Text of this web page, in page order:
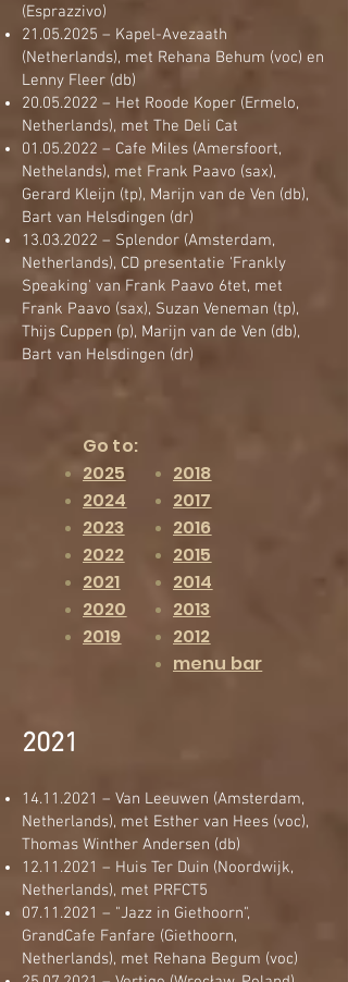
(Esprazzivo)
21.05.2025 – Kapel-Avezaath
(Netherlands), met Rehana Behum (voc) en
Lenny Fleer (db)
20.05.2022 – Het Roode Koper (Ermelo,
Netherlands), met The Deli Cat
01.05.2022 – Cafe Miles (Amersfoort,
Nethelands), met Frank Paavo (sax),
Gerard Kleijn (tp), Marijn van de Ven (db),
Bart van Helsdingen (dr)
13.03.2022 – Splendor (Amsterdam,
Netherlands), CD presentatie 'Frankly
Speaking' van Frank Paavo 6tet, met
Frank Paavo (sax), Suzan Veneman (tp),
Thijs Cuppen (p), Marijn van de Ven (db),
Bart van Helsdingen (dr)
Go to:
2025
2024
2023
2022
2021
2020
2019
2018
2017
2016
2015
2014
2013
2012
menu bar
2021
14.11.2021 – Van Leeuwen (Amsterdam,
Netherlands), met Esther van Hees (voc),
Thomas Winther Andersen (db)
12.11.2021 – Huis Ter Duin (Noordwijk,
Netherlands), met PRFCT5
07.11.2021 – "Jazz in Giethoorn",
GrandCafe Fanfare (Giethoorn,
Netherlands), met Rehana Begum (voc)